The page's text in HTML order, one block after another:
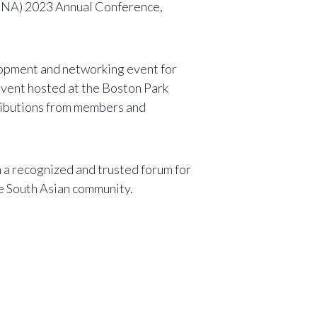
2023 Annual Conference,
and networking event for
hosted at the Boston Park
from members and
recognized and trusted forum for
Asian community.